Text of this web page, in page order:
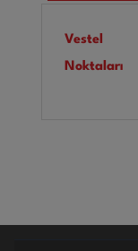
Vestel
Noktaları